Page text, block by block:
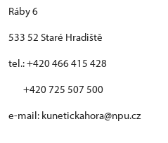
Ráby 6
533 52 Staré Hradiště
tel.: +420 466 415 428
+420 725 507 500
e-mail: kunetickahora@npu.cz